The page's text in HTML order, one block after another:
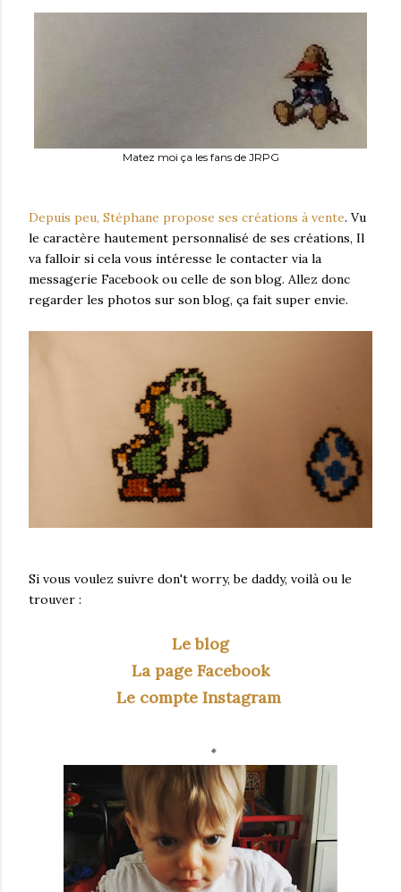
Matez moi ça les fans de JRPG
Depuis peu, Stéphane propose ses créations à vente. Vu
le caractère hautement personnalisé de ses créations, Il
va falloir si cela vous intéresse le contacter via la
messagerie Facebook ou celle de son blog. Allez donc
regarder les photos sur son blog, ça fait super envie.
Si vous voulez suivre don't worry, be daddy, voilà ou le
trouver :
Le blog
La page Facebook
Le compte Instagram